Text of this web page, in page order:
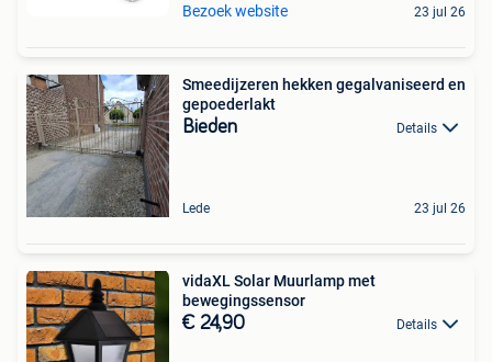
Bezoek website 23 jul 26
Smeedijzeren hekken gegalvaniseerd en
gepoederlakt
Bieden Details
Lede 23 jul 26
vidaXL Solar Muurlamp met
bewegingssensor
€ 24,90 Details